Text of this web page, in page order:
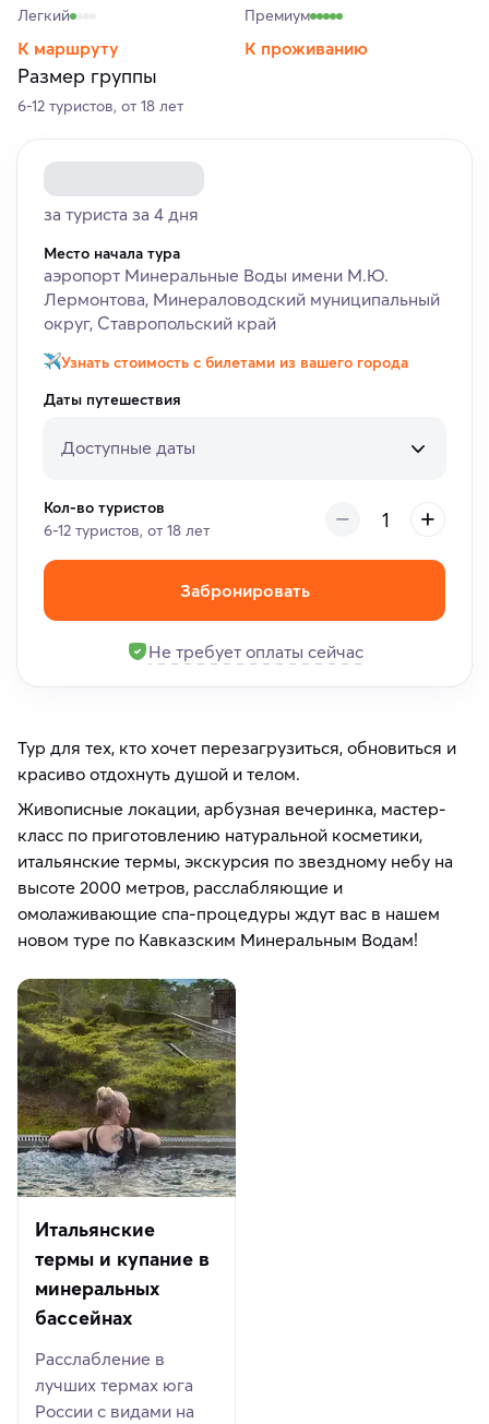
Легкий
К маршруту
Премиум
К проживанию
Размер группы
6-12 туристов, от 18 лет
за туриста за 4 дня
Место начала тура
аэропорт Минеральные Воды имени М.Ю.
Лермонтова, Минераловодский муниципальный
округ, Ставропольский край
Узнать стоимость с билетами из вашего города
Даты путешествия
Доступные даты
Кол-во туристов
6-12 туристов, от 18 лет
Забронировать
Не требует оплаты сейчас
Тур для тех, кто хочет перезагрузиться, обновиться и
красиво отдохнуть душой и телом.
Живописные локации, арбузная вечеринка, мастер-
класс по приготовлению натуральной косметики,
итальянские термы, экскурсия по звездному небу на
высоте 2000 метров, расслабляющие и
омолаживающие спа-процедуры ждут вас в нашем
новом туре по Кавказским Минеральным Водам!
Итальянские
термы и купание в
минеральных
бассейнах
Расслабление в
лучших термах юга
России с видами на